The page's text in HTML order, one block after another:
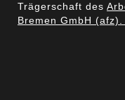
Trägerschaft des
Bremen GmbH (afz).